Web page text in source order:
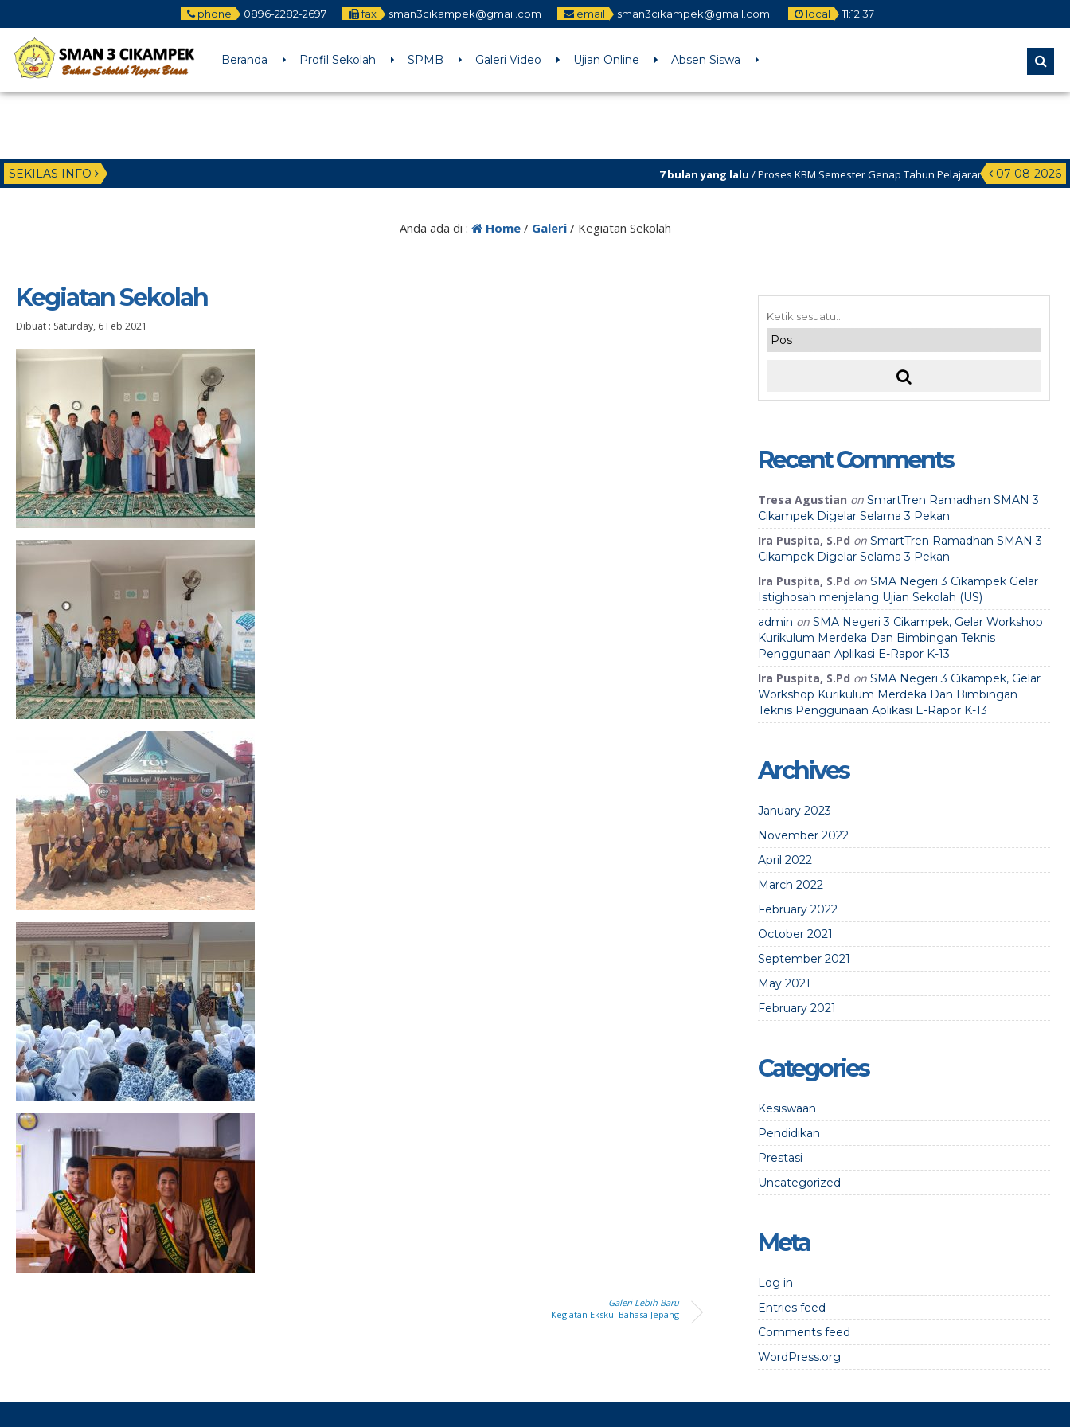
phone 0896-2282-2697 fax sman3cikampek@gmail.com email sman3cikampek@gmail.com local 11:12 37
Beranda Profil Sekolah SPMB Galeri Video Ujian Online Absen Siswa
SEKILAS INFO 07-08-2026
7 bulan yang lalu/ Proses KBM Semester Genap Tahun Pelajaran 2025/2026 dimulai tgl 12
Anda ada di : Home/ Galeri/ Kegiatan Sekolah
Kegiatan Sekolah
Dibuat : Saturday, 6 Feb 2021
Galeri Lebih Baru
Kegiatan Ekskul Bahasa Jepang
Recent Comments
Tresa Agustian on SmartTren Ramadhan SMAN 3
Cikampek Digelar Selama 3 Pekan
Ira Puspita, S.Pd on SmartTren Ramadhan SMAN 3
Cikampek Digelar Selama 3 Pekan
Ira Puspita, S.Pd on SMA Negeri 3 Cikampek Gelar
Istighosah menjelang Ujian Sekolah (US)
admin on SMA Negeri 3 Cikampek, Gelar Workshop
Kurikulum Merdeka Dan Bimbingan Teknis
Penggunaan Aplikasi E-Rapor K-13
Ira Puspita, S.Pd on SMA Negeri 3 Cikampek, Gelar
Workshop Kurikulum Merdeka Dan Bimbingan
Teknis Penggunaan Aplikasi E-Rapor K-13
Archives
January 2023
November 2022
April 2022
March 2022
February 2022
October 2021
September 2021
May 2021
February 2021
Categories
Kesiswaan
Pendidikan
Prestasi
Uncategorized
Meta
Log in
Entries feed
Comments feed
WordPress.org